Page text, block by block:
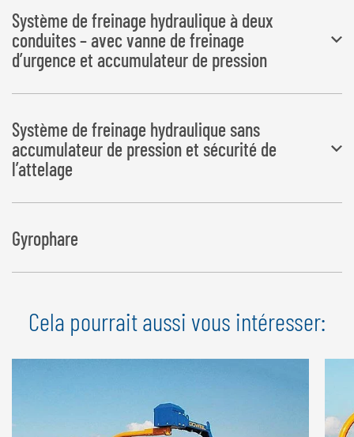
SANS réception UE par type
Système de freinage hydraulique à deux
conduites – avec vanne de freinage
d’urgence et accumulateur de pression
SANS réception UE par type
Système de freinage hydraulique sans
accumulateur de pression et sécurité de
l’attelage
SANS réception UE par type
Gyrophare
Cela pourrait aussi vous intéresser: